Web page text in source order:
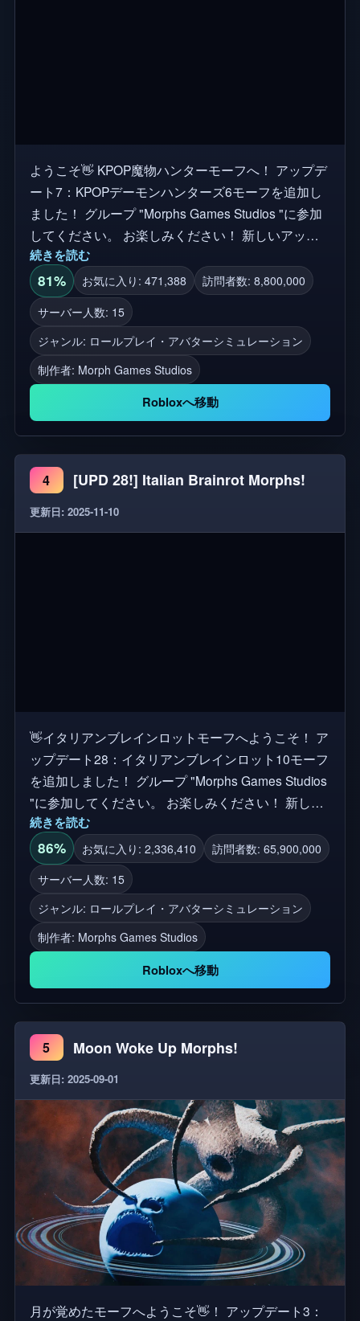
ようこそ👋 KPOP魔物ハンターモーフへ！ アップデ
ート7：KPOPデーモンハンターズ6モーフを追加し
ました！ グループ "Morphs Games Studios "に参加
してください。 お楽しみください！ 新しいアップ
デートのために「いいね！」と「お気に入り」をお
忘れなく！ 合計モーフ数: 56 Rumi, Mira, Zoey, Jinu,
AbbySaja, BabySaja, MysterySaja, RomanceSaja,
Derpy, Sussie, Bobby, Celine, Miyeong Ryu, Gwi-Ma,
Healer Han, KPop魔物ハンター, KPop魔物ハンター
モーフ, KPop魔物ハンターロールプレイ, KPop魔物
ハンターキャラクター, KPop魔物ハンター名前
KPop魔物ハンター名前 roblox morphs
続きを読む
81% お気に入り: 471,388
訪問者数: 8,800,000
サーバー人数: 15
ジャンル: ロールプレイ・アバターシミュレーション
制作者: Morph Games Studios
Robloxへ移動
4 [UPD 28!] Italian Brainrot Morphs!
更新日: 2025-11-10
👋イタリアンブレインロットモーフへようこそ！ ア
ップデート28：イタリアンブレインロット10モーフ
を追加しました！ グループ "Morphs Games Studios
"に参加してください。 お楽しみください！ 新しい
アップデートのために「いいね！」と「お気に入
り」をお忘れなく！ 合計モーフ数: 249 イタリアン
ブレインロット, ブレインロットミーム, 愛イタリア
の動物, tiktokミーム, バイラルミーム, tralalero tralala,
bombardiro crocodilo, brr brr patapim, trippi troppi, バ
レリーナcapuchina, カプチーノassassino, チンパン
ジーニbananini, trulimero trulicina, lirili larila、
mousarini pistolini, piccione macchina, sovieto
absurd humor, meme trend 2025, tiktok trend, surreal
meme, anthropomorphic animals, brainrot roleplay,
brainrot rp, morphs, meme rp, roblox rp, roblox
morphs
続きを読む
86% お気に入り: 2,336,410
訪問者数: 65,900,000
サーバー人数: 15
ジャンル: ロールプレイ・アバターシミュレーション
制作者: Morphs Games Studios
Robloxへ移動
5 Moon Woke Up Morphs!
更新日: 2025-09-01
月が覚めたモーフへようこそ👋！ アップデート3：